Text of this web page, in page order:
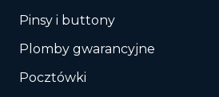
Pinsy i buttony
Plomby gwarancyjne
Pocztówki